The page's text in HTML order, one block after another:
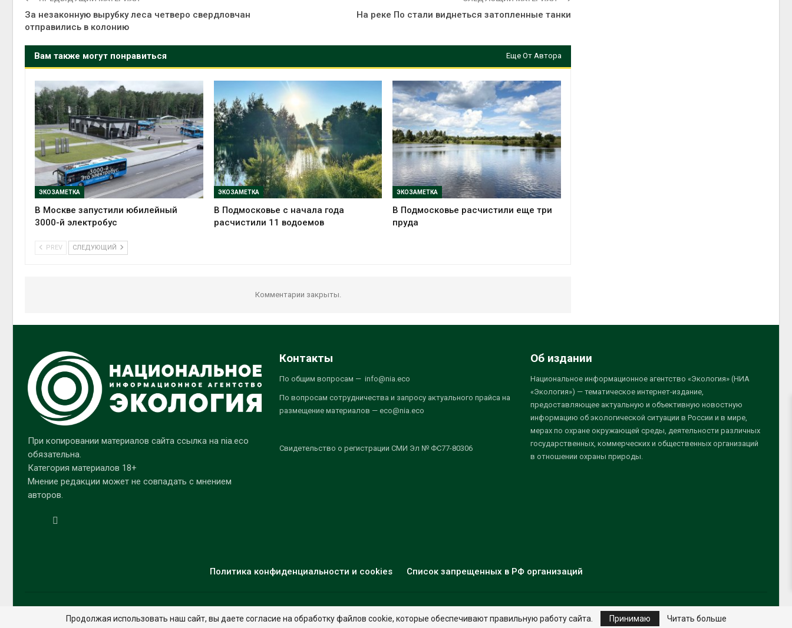
За незаконную вырубку леса четверо свердловчан
отправились в колонию
На реке По стали виднеться затопленные танки
Вам также могут понравиться Еще От Автора
ЭКОЗАМЕТКА
В Москве запустили юбилейный
3000-й электробус
ЭКОЗАМЕТКА
В Подмосковье с начала года
расчистили 11 водоемов
ЭКОЗАМЕТКА
В Подмосковье расчистили еще три
пруда
PREV СЛЕДУЮЩИЙ
Комментарии закрыты.
При копировании материалов сайта ссылка на nia.eco
обязательна.
Категория материалов 18+
Мнение редакции может не совпадать с мнением
авторов.
Контакты
По общим вопросам — info@nia.eco
По вопросам сотрудничества и запросу актуального прайса на
размещение материалов — eco@nia.eco
Свидетельство о регистрации СМИ Эл № ФС77-80306
Об издании
Национальное информационное агентство «Экология» (НИА
«Экология») — тематическое интернет-издание,
предоставляющее актуальную и объективную новостную
информацию об экологической ситуации в России и в мире,
мерах по охране окружающей среды, деятельности различных
государственных, коммерческих и общественных организаций
в отношении охраны природы.
Политика конфиденциальности и cookies Список запрещенных в РФ организаций
Продолжая использовать наш сайт, вы даете согласие на обработку файлов cookie, которые обеспечивают правильную работу сайта. Принимаю Читать больше